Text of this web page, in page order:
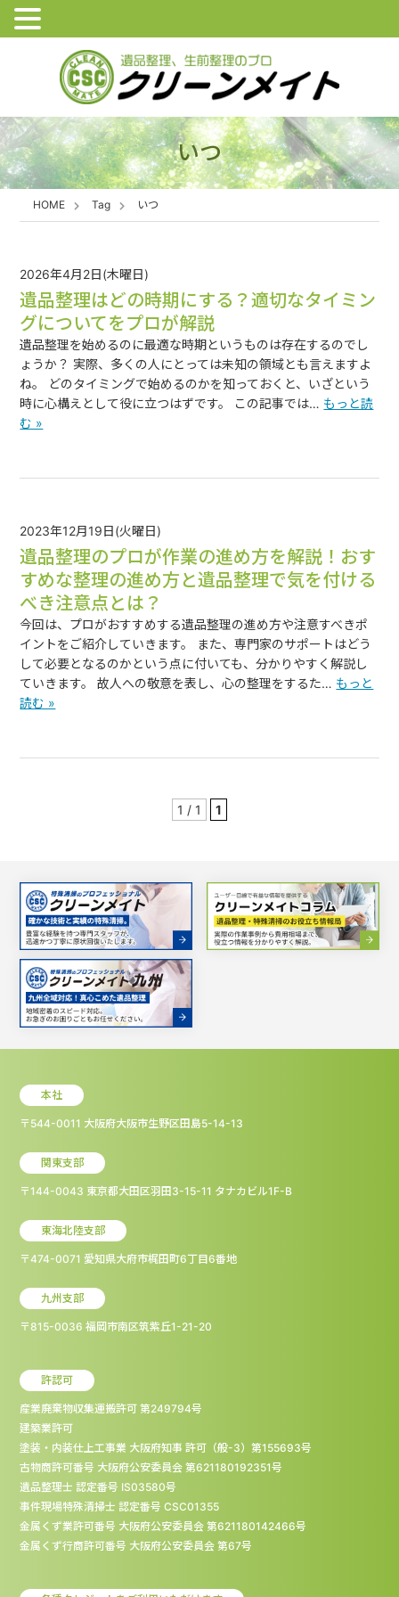
いつ
HOME Tag いつ
2026年4月2日(木曜日)
遺品整理はどの時期にする？適切なタイミン
グについてをプロが解説
遺品整理を始めるのに最適な時期というものは存在するのでし
ょうか？ 実際、多くの人にとっては未知の領域とも言えますよ
ね。 どのタイミングで始めるのかを知っておくと、いざという
時に心構えとして役に立つはずです。 この記事では… もっと読
む »
2023年12月19日(火曜日)
遺品整理のプロが作業の進め方を解説！おす
すめな整理の進め方と遺品整理で気を付ける
べき注意点とは？
今回は、プロがおすすめする遺品整理の進め方や注意すべきポ
イントをご紹介していきます。 また、専門家のサポートはどう
して必要となるのかという点に付いても、分かりやすく解説し
ていきます。 故人への敬意を表し、心の整理をするた… もっと
読む »
1 / 1 1
本社
〒544-0011 大阪府大阪市生野区田島5-14-13
関東支部
〒144-0043 東京都大田区羽田3-15-11 タナカビル1F-B
東海北陸支部
〒474-0071 愛知県大府市梶田町6丁目6番地
九州支部
〒815-0036 福岡市南区筑紫丘1-21-20
許認可
産業廃棄物収集運搬許可 第249794号
建築業許可
塗装・内装仕上工事業 大阪府知事 許可（般-3）第155693号
古物商許可番号 大阪府公安委員会 第621180192351号
遺品整理士 認定番号 IS03580号
事件現場特殊清掃士 認定番号 CSC01355
金属くず業許可番号 大阪府公安委員会 第621180142466号
金属くず行商許可番号 大阪府公安委員会 第67号